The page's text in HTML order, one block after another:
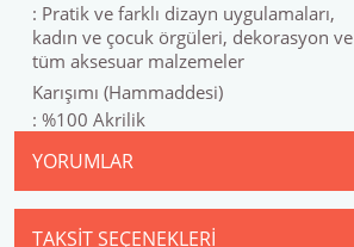
: Pratik ve farklı dizayn uygulamaları,
kadın ve çocuk örgüleri, dekorasyon ve
tüm aksesuar malzemeler
Karışımı (Hammaddesi)
: %100 Akrilik
YORUMLAR
TAKSIT SEÇENEKLERI